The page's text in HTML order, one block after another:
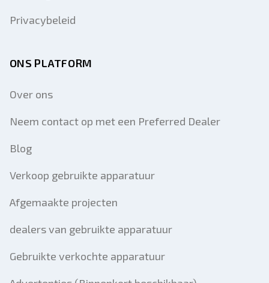
Privacybeleid
ONS PLATFORM
Over ons
Neem contact op met een Preferred Dealer
Blog
Verkoop gebruikte apparatuur
Afgemaakte projecten
dealers van gebruikte apparatuur
Gebruikte verkochte apparatuur